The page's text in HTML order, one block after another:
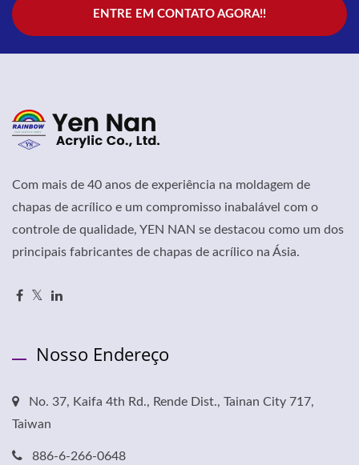
ENTRE EM CONTATO AGORA!!
Com mais de 40 anos de experiência na moldagem de
chapas de acrílico e um compromisso inabalável com o
controle de qualidade, YEN NAN se destacou como um dos
principais fabricantes de chapas de acrílico na Ásia.
Nosso Endereço
No. 37, Kaifa 4th Rd., Rende Dist., Tainan City 717,
Taiwan
886-6-266-0648